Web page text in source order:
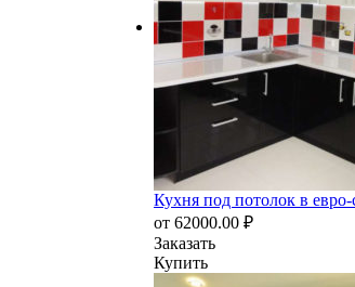
Кухня под потолок в
от 62000.00 ₽
Заказать
Купить